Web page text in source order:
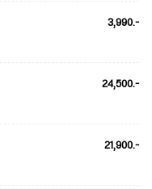
3,990.-
24,500.-
21,900.-